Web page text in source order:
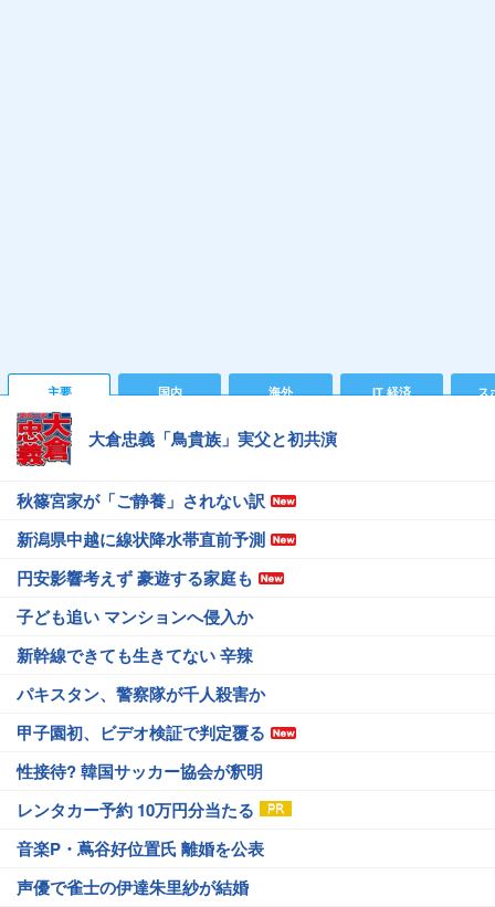
主要 国内 海外 IT 経済 ス
大倉忠義「鳥貴族」実父と初共演
秋篠宮家が「ご静養」されない訳
新潟県中越に線状降水帯直前予測
円安影響考えず 豪遊する家庭も
子ども追い マンションへ侵入か
新幹線できても生きてない 辛辣
パキスタン、警察隊が千人殺害か
甲子園初、ビデオ検証で判定覆る
性接待? 韓国サッカー協会が釈明
レンタカー予約 10万円分当たる
音楽P・蔦谷好位置氏 離婚を公表
声優で雀士の伊達朱里紗が結婚